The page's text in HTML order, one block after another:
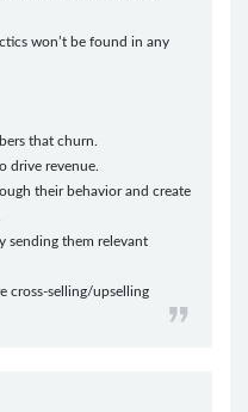
won’t be found in any
that churn.
drive revenue.
their behavior and create
sending them relevant
cross-selling/upselling